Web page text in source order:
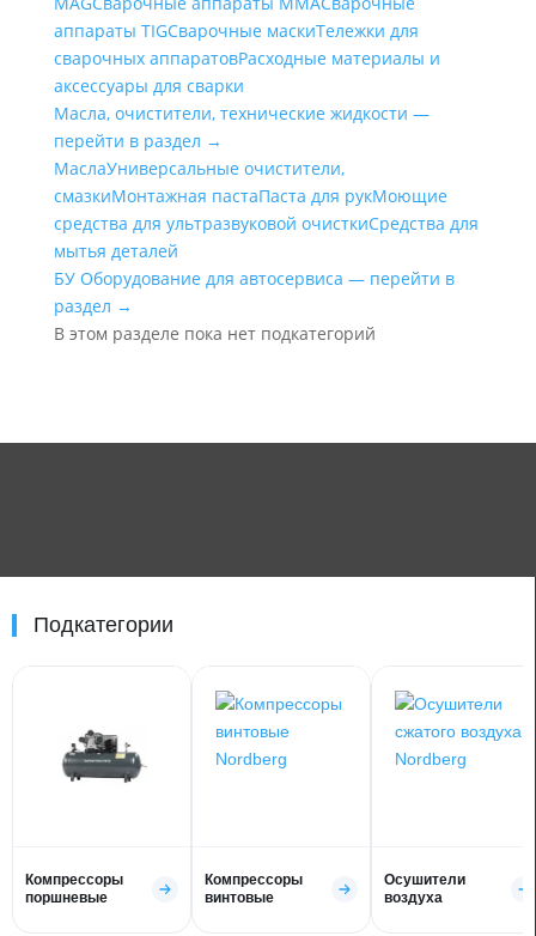
аппараты TIGСварочные маскиТележки для
сварочных аппаратовРасходные материалы и
аксессуары для сварки
Масла, очистители, технические жидкости —
перейти в раздел →
МаслаУниверсальные очистители,
смазкиМонтажная пастаПаста для рукМоющие
средства для ультразвуковой очисткиСредства для
мытья деталей
БУ Оборудование для автосервиса — перейти в
раздел →
В этом разделе пока нет подкатегорий
Подкатегории
Компрессоры
поршневые
Компрессоры
винтовые
Осушители
воздуха